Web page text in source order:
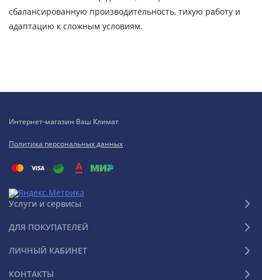
сбалансированную производительность, тихую работу и
адаптацию к сложным условиям.
Интернет-магазин Ваш Климат
Политика персональных данных
Услуги и сервисы
ДЛЯ ПОКУПАТЕЛЕЙ
ЛИЧНЫЙ КАБИНЕТ
КОНТАКТЫ